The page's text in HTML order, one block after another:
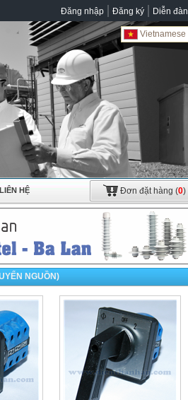
Diễn đàn
Đăng ký
Đăng nhập
Vietnamese
LIÊN HỆ Đơn đặt hàng (0)
NGUỒN)